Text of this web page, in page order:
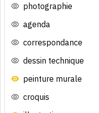
photographie
agenda
correspondance
dessin technique
peinture murale
croquis